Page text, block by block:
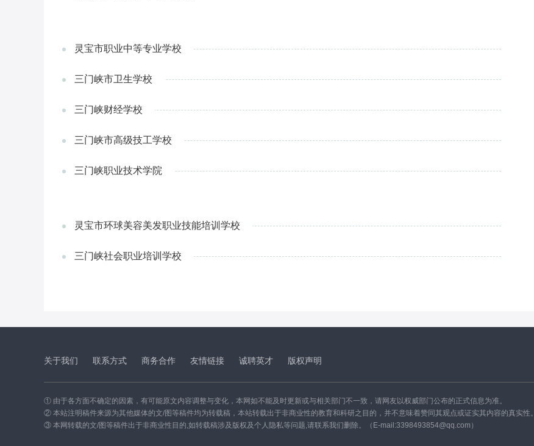
灵宝市职业中等专业学校
三门峡市卫生学校
三门峡财经学校
三门峡市高级技工学校
三门峡职业技术学院
灵宝市环球美容美发职业技能培训学校
三门峡社会职业培训学校
关于我们 联系方式 商务合作 友情链接 诚聘英才 版权声明
① 由于各方面不确定的因素，有可能原文内容调整与变化，本网如不能及时更新或与相关部门不一致，请网友以权威部门公布的正式信息为准。
② 本站注明稿件来源为其他媒体的文/图等稿件均为转载稿，本站转载出于非商业性的教育和科研之目的，并不意味着赞同其观点或证实其内容的真实性。
③ 本网转载的文/图等稿件出于非商业性目的,如转载稿涉及版权及个人隐私等问题,请联系我们删除。（E-mail:3398493854@qq.com）